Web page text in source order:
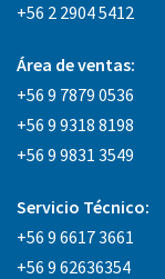
+56 2 2904 5412
Área de ventas:
+56 9 7879 0536
+56 9 9318 8198
+56 9 9831 3549
Servicio Técnico:
+56 9 6617 3661
+56 9 62636354